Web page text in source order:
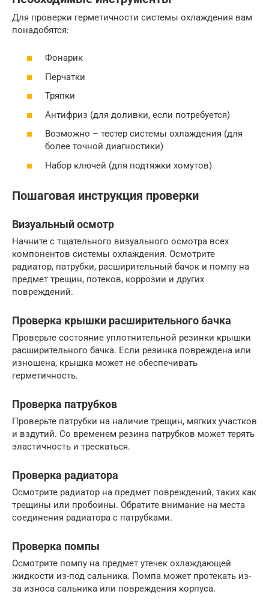
Для проверки герметичности системы охлаждения вам
понадобятся:
Фонарик
Перчатки
Тряпки
Антифриз (для доливки, если потребуется)
Возможно – тестер системы охлаждения (для
более точной диагностики)
Набор ключей (для подтяжки хомутов)
Пошаговая инструкция проверки
Визуальный осмотр
Начните с тщательного визуального осмотра всех
компонентов системы охлаждения. Осмотрите
радиатор, патрубки, расширительный бачок и помпу на
предмет трещин, потеков, коррозии и других
повреждений.
Проверка крышки расширительного бачка
Проверьте состояние уплотнительной резинки крышки
расширительного бачка. Если резинка повреждена или
изношена, крышка может не обеспечивать
герметичность.
Проверка патрубков
Проверьте патрубки на наличие трещин, мягких участков
и вздутий. Со временем резина патрубков может терять
эластичность и трескаться.
Проверка радиатора
Осмотрите радиатор на предмет повреждений, таких как
трещины или пробоины. Обратите внимание на места
соединения радиатора с патрубками.
Проверка помпы
Осмотрите помпу на предмет утечек охлаждающей
жидкости из-под сальника. Помпа может протекать из-
за износа сальника или повреждения корпуса.